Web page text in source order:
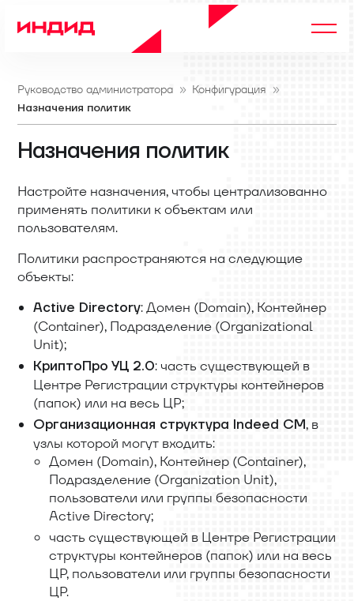
Руководство администратора
Конфигурация
Назначения политик
Назначения политик
Настройте назначения, чтобы централизованно
применять политики к объектам или
пользователям.
Политики распространяются на следующие
объекты:
Active Directory: Домен (Domain), Контейнер
(Container), Подразделение (Organizational
Unit);
КриптоПро УЦ 2.0: часть существующей в
Центре Регистрации структуры контейнеров
(папок) или на весь ЦР;
Организационная структура Indeed CM, в
узлы которой могут входить:
Домен (Domain), Контейнер (Container),
Подразделение (Organization Unit),
пользователи или группы безопасности
Active Directory;
часть существующей в Центре Регистрации
структуры контейнеров (папок) или на весь
ЦР, пользователи или группы безопасности
ЦР.